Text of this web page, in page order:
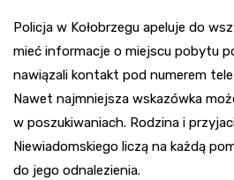
Policja w Kołobrzegu apeluje do
mieć informacje o miejscu pobytu
nawiązali kontakt pod numerem
Nawet najmniejsza wskazówka
w poszukiwaniach. Rodzina i
Niewiadomskiego liczą na każdą
do jego odnalezienia.